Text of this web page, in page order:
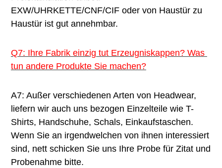
EXW/UHRKETTE/CNF/CIF oder von Haustür zu
Haustür ist gut annehmbar.
Q7: Ihre Fabrik einzig tut Erzeugniskappen? Was
tun andere Produkte Sie machen?
A7: Außer verschiedenen Arten von Headwear,
liefern wir auch uns bezogen Einzelteile wie T-
Shirts, Handschuhe, Schals, Einkaufstaschen.
Wenn Sie an irgendwelchen von ihnen interessiert
sind, nett schicken Sie uns Ihre Probe für Zitat und
Probenahme bitte.